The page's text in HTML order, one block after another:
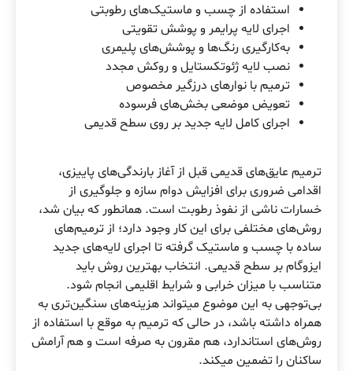
استفاده از چسب و ماستیک‌های رطوبتی
اجرای لایه پرایمر و پوشش تقویتی
به‌کارگیری رنگ‌ها و پوشش‌های پلیمری
نصب لایه ژئوتکستایل و روکش مجدد
ترمیم با نوارهای درزگیر مخصوص
تعویض موضعی بخش‌های فرسوده
اجرای کامل لایه جدید بر روی سطح قدیمی
ترمیم عایق‌های قدیمی قبل از آغاز بارندگی‌های پاییزی،
اقدامی ضروری برای افزایش دوام سازه و جلوگیری از
خسارات ناشی از نفوذ رطوبت است. همانطور که بیان شد،
روش‌های مختلفی برای این کار وجود دارد؛ از ترمیم‌های
ساده با چسب و ماستیک گرفته تا اجرای لایه‌های جدید
ایزوگام بر سطح قدیمی. انتخاب بهترین روش باید
متناسب با میزان خرابی و شرایط اقلیمی انجام شود.
بی‌توجهی به این موضوع میتواند هزینه‌های سنگین‌تری به
همراه داشته باشد، در حالی که ترمیم به موقع با استفاده از
روش‌های استاندارد، هم مقرون به صرفه است و هم آرامش
ساکنان را تضمین میکند.